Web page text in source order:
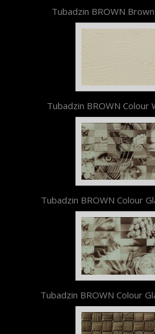
Tubadzin BROWN
Tubadzin BROWN Colour
Tubadzin BROWN Colour
Tubadzin BROWN Colour